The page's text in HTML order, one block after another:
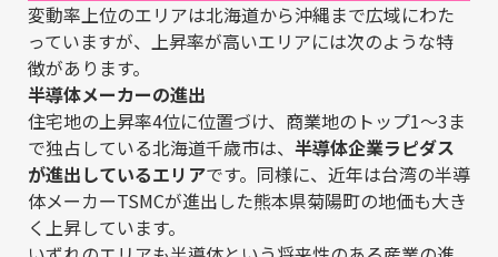
変動率上位のエリアは北海道から沖縄まで広域にわた
っていますが、上昇率が高いエリアには次のような特
徴があります。
半導体メーカーの進出
住宅地の上昇率4位に位置づけ、商業地のトップ1〜3ま
で独占している北海道千歳市は、 半導体企業ラピダス
が進出しているエリアです。同様に、近年は台湾の半導
体メーカーTSMCが進出した熊本県菊陽町の地価も大き
く上昇しています。